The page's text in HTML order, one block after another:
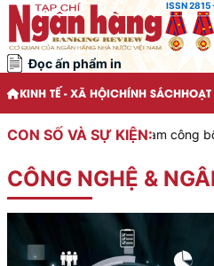
ISSN 2815
Đọc ấn phẩm in
KINH TẾ - XÃ HỘICHÍNH SÁCH
CON SỐ VÀ SỰ KIỆN:
nước Việt Nam công bố tỉ giá
CÔNG NGHỆ &